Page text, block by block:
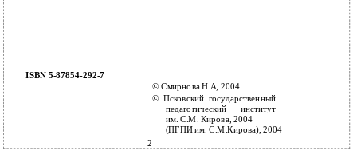
ISBN 5-87854-292-7
© Смирнова Н.А, 2004
© Псковский государственный
педагогический институт
им. С.М. Кирова, 2004
(ПГПИ им. С.М.Кирова), 2004
2